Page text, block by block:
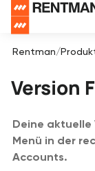
Rentman/
Version
Deine aktuelle
Menü in der
Accounts.